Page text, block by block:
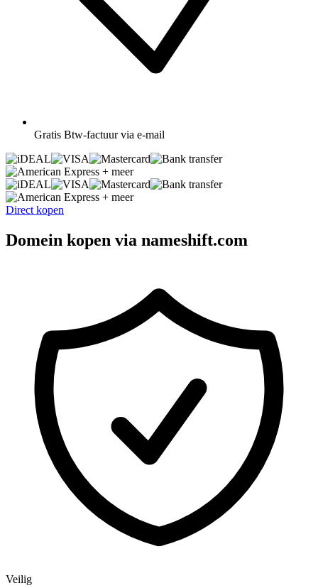
Gratis Btw-factuur via e-mail
+ meer
+ meer
Direct kopen
Domein kopen via nameshift.com
Veilig